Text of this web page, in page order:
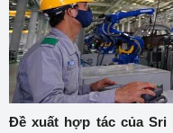
Đề xuất hợp tác của Sri